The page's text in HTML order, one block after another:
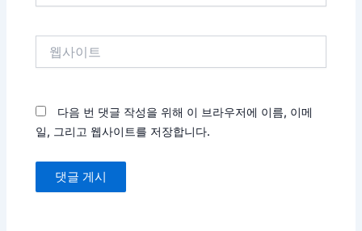
다음 번 댓글 작성을 위해 이 브라우저에 이름, 이메
일, 그리고 웹사이트를 저장합니다.